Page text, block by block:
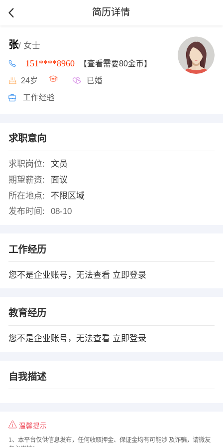
简历详情
张/ 女士
151****8960 【查看需要80金币】
24岁 已婚
工作经验
求职意向
求职岗位:
文员
期望薪资:
面议
所在地点:
不限区域
发布时间:
08-10
工作经历
您不是企业账号，无法查看 立即登录
教育经历
您不是企业账号，无法查看 立即登录
自我描述
温馨提示
1、本平台仅供信息发布，任何收取押金、保证金均有可能涉 及诈骗，请微友